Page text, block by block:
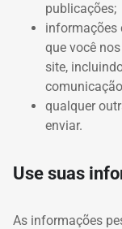
publicações;
informações
que você
site,
qualquer
enviar.
Use suas
As informações